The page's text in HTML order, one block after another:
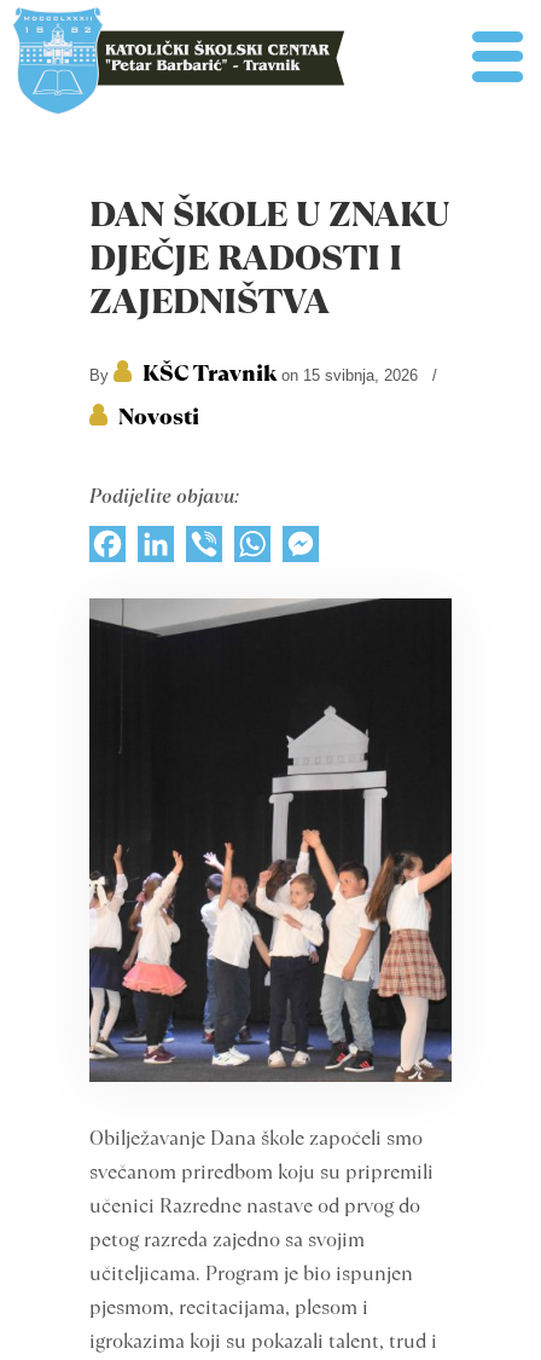
DAN ŠKOLE U ZNAKU
DJEČJE RADOSTI I
ZAJEDNIŠTVA
By KŠC Travnikon 15 svibnja, 2026 /
Novosti
Podijelite objavu:
FacebookLinkedInViber WhatsApp
Obilježavanje Dana škole započeli smo
svečanom priredbom koju su pripremili
učenici Razredne nastave od prvog do
petog razreda zajedno sa svojim
učiteljicama. Program je bio ispunjen
pjesmom, recitacijama, plesom i
igrokazima koji su pokazali talent, trud i